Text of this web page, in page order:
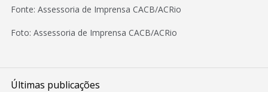
Fonte: Assessoria de Imprensa CACB/ACRio
Foto: Assessoria de Imprensa CACB/ACRio
Últimas publicações